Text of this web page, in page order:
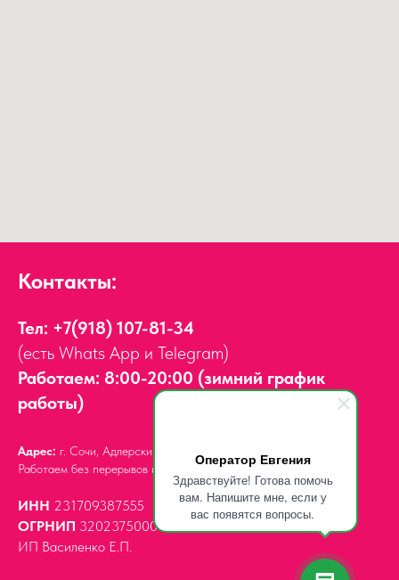
Оператор Евгения
Здравствуйте! Готова помочь
вам. Напишите мне, если у
вас появятся вопросы.
Контакты:
Тел: +7(918) 107-81-34
(есть Whats App и Telegram)
Работаем: 8:00-20:00 (зимний график
работы)
Адрес: г. Сочи, Адлерский район,
Работаем без перерывов и выходных.
ИНН 231709387555
ОГРНИП 320237500061539
ИП Василенко Е.П.